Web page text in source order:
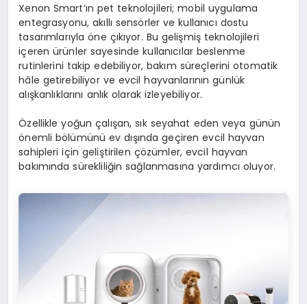
Xenon Smart’ın pet teknolojileri; mobil uygulama
entegrasyonu, akıllı sensörler ve kullanıcı dostu
tasarımlarıyla öne çıkıyor. Bu gelişmiş teknolojileri
içeren ürünler sayesinde kullanıcılar beslenme
rutinlerini takip edebiliyor, bakım süreçlerini otomatik
hâle getirebiliyor ve evcil hayvanlarının günlük
alışkanlıklarını anlık olarak izleyebiliyor.
Özellikle yoğun çalışan, sık seyahat eden veya günün
önemli bölümünü ev dışında geçiren evcil hayvan
sahipleri için geliştirilen çözümler, evcil hayvan
bakımında sürekliliğin sağlanmasına yardımcı oluyor.